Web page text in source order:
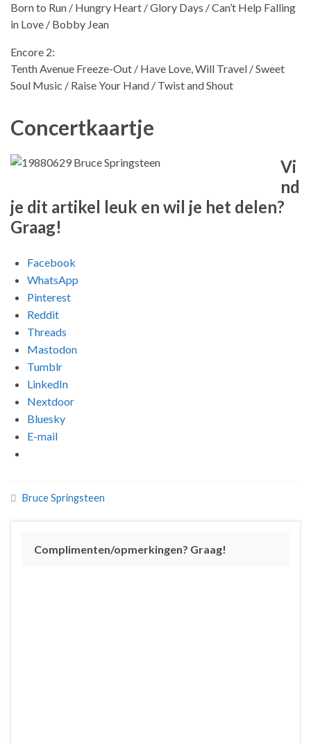
Born to Run / Hungry Heart / Glory Days / Can’t Help Falling
in Love / Bobby Jean
Encore 2:
Tenth Avenue Freeze-Out / Have Love, Will Travel / Sweet
Soul Music / Raise Your Hand / Twist and Shout
Concertkaartje
Vi
nd
je dit artikel leuk en wil je het delen?
Graag!
Facebook
WhatsApp
Pinterest
Reddit
Threads
Mastodon
Tumblr
LinkedIn
Nextdoor
Bluesky
E-mail
Bruce Springsteen
Complimenten/opmerkingen? Graag!